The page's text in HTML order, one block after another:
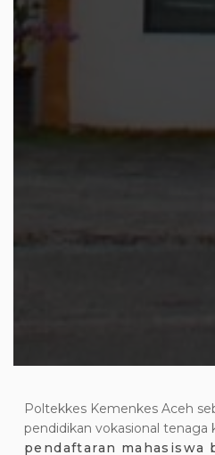
Poltekkes Kemenkes Aceh
pendidikan vokasional
pendaftaran mahasiswa